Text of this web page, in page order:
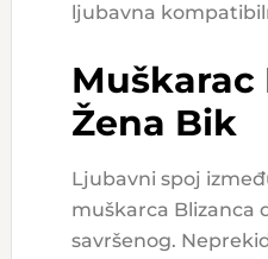
ljubavna
Muškarac
Žena Bik
Ljubavni spoj
muškarca Blizanca
savršenog.